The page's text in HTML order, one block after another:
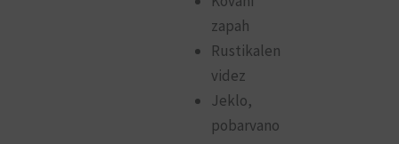
zapah
Rustikalen
videz
Jeklo,
pobarvano